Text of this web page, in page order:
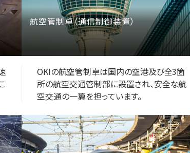
航空管制卓（通信制御装置）
OKIの航空管制卓は国内の空港及び全3箇
所の航空交通管制部に設置され、安全な航
空交通の一翼を担っています。